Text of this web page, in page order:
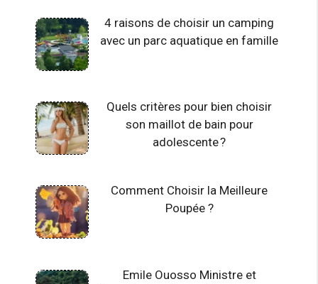
4 raisons de choisir un camping
avec un parc aquatique en famille
Quels critères pour bien choisir
son maillot de bain pour
adolescente ?
Comment Choisir la Meilleure
Poupée ?
Emile Ouosso Ministre et